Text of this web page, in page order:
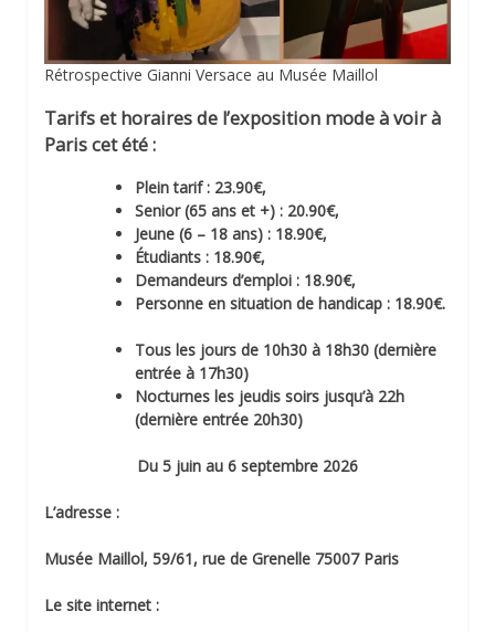
Rétrospective Gianni Versace au Musée Maillol
Tarifs et horaires de l’exposition mode à voir à
Paris cet été :
Plein tarif : 23.90€,
Senior (65 ans et +) : 20.90€,
Jeune (6 – 18 ans) : 18.90€,
Étudiants : 18.90€,
Demandeurs d’emploi : 18.90€,
Personne en situation de handicap : 18.90€.
Tous les jours de 10h30 à 18h30 (dernière
entrée à 17h30)
Nocturnes les jeudis soirs jusqu’à 22h
(dernière entrée 20h30)
Du 5 juin au 6 septembre 2026
L’adresse :
Musée Maillol, 59/61, rue de Grenelle 75007 Paris
Le site internet :